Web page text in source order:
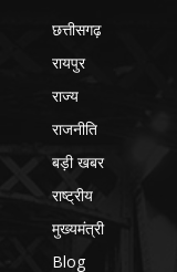
छत्तीसगढ़
रायपुर
राज्य
राजनीति
बड़ी खबर
राष्ट्रीय
मुख्यमंत्री
Blog